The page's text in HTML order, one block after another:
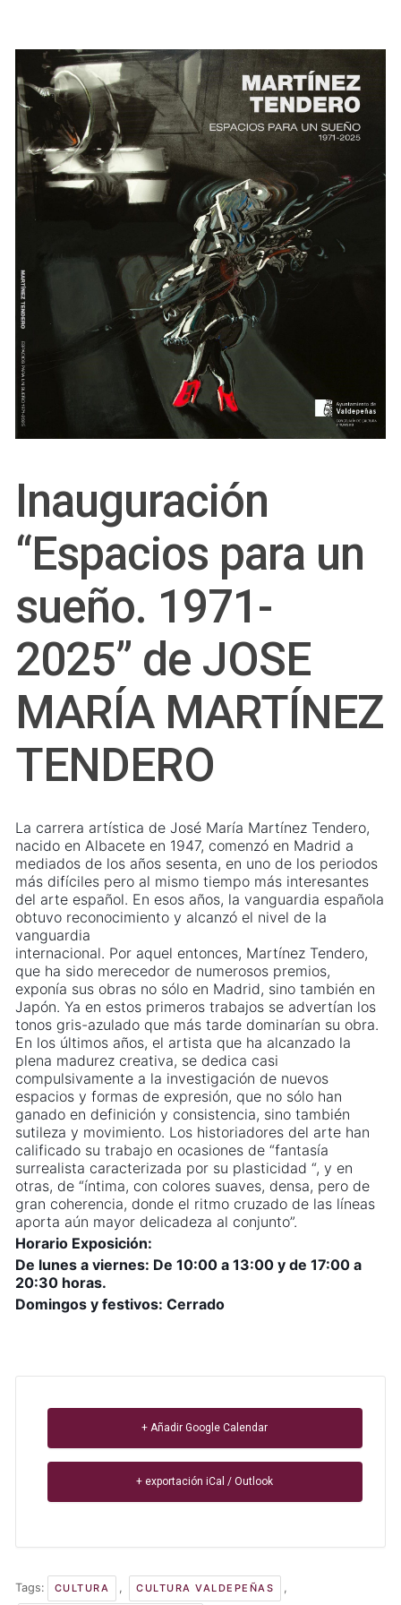
Inauguración
“Espacios para un
sueño. 1971-
2025” de JOSE
MARÍA MARTÍNEZ
TENDERO
La carrera artística de José María Martínez Tendero,
nacido en Albacete en 1947, comenzó en Madrid a
mediados de los años sesenta, en uno de los periodos
más difíciles pero al mismo tiempo más interesantes
del arte español. En esos años, la vanguardia española
obtuvo reconocimiento y alcanzó el nivel de la
vanguardia
internacional. Por aquel entonces, Martínez Tendero,
que ha sido merecedor de numerosos premios,
exponía sus obras no sólo en Madrid, sino también en
Japón. Ya en estos primeros trabajos se advertían los
tonos gris-azulado que más tarde dominarían su obra.
En los últimos años, el artista que ha alcanzado la
plena madurez creativa, se dedica casi
compulsivamente a la investigación de nuevos
espacios y formas de expresión, que no sólo han
ganado en definición y consistencia, sino también
sutileza y movimiento. Los historiadores del arte han
calificado su trabajo en ocasiones de “fantasía
surrealista caracterizada por su plasticidad “, y en
otras, de “íntima, con colores suaves, densa, pero de
gran coherencia, donde el ritmo cruzado de las líneas
aporta aún mayor delicadeza al conjunto”.
Horario Exposición:
De lunes a viernes: De 10:00 a 13:00 y de 17:00 a
20:30 horas.
Domingos y festivos: Cerrado
+ Añadir Google Calendar
+ exportación iCal / Outlook
Tags: CULTURA , CULTURA VALDEPEÑAS ,